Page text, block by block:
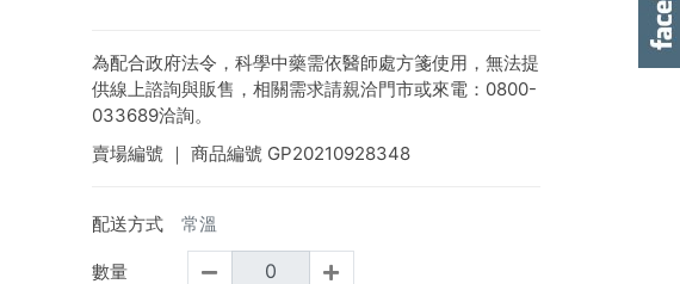
為配合政府法令，科學中藥需依醫師處方箋使用，無法提
供線上諮詢與販售，相關需求請親洽門市或來電：0800-
033689洽詢。
賣場編號
｜ 商品編號 GP20210928348
配送方式 常溫
數量